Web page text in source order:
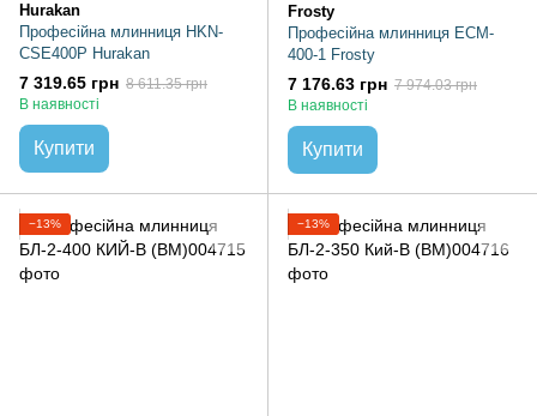
Hurakan
Професійна млинниця HKN-
CSE400P Hurakan
7 319.65 грн 8 611.35 грн
В наявності
Купити
Frosty
Професійна млинниця ECM-
400-1 Frosty
7 176.63 грн 7 974.03 грн
В наявності
Купити
−13% −13%